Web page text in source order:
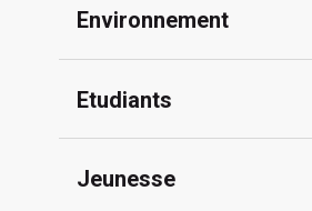
Environnement
Etudiants
Jeunesse